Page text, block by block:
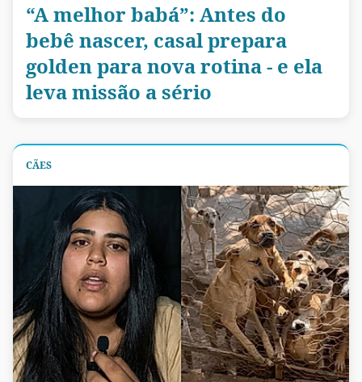
“A melhor babá”: Antes do
bebê nascer, casal prepara
golden para nova rotina - e ela
leva missão a sério
CÃES